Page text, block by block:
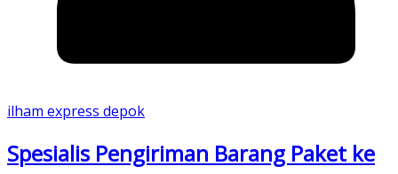
ilham express depok
Spesialis Pengiriman Barang Paket ke